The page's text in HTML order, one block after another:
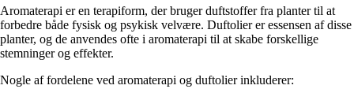
Aromaterapi er en terapiform, der bruger duftstoffer fra planter til at
forbedre både fysisk og psykisk velvære. Duftolier er essensen af disse
planter, og de anvendes ofte i aromaterapi til at skabe forskellige
stemninger og effekter.
Nogle af fordelene ved aromaterapi og duftolier inkluderer: